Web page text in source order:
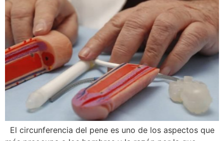
El circunferencia del pene es uno de los aspectos que